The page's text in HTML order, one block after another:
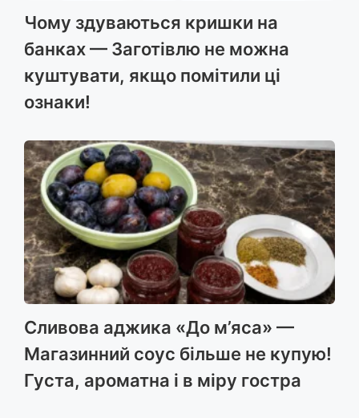
Чому здуваються кришки на
банках — Заготівлю не можна
куштувати, якщо помітили ці
ознаки!
Сливова аджика «До м’яса» —
Магазинний соус більше не купую!
Густа, ароматна і в міру гостра